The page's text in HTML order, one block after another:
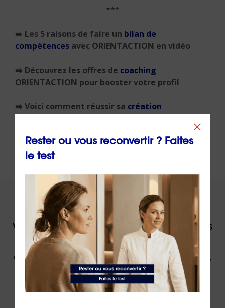
***
➡️ Les 5 raisons de faire un bilan de
compétences avec ORIENTACTION en vidéo
➡️ Découvrez les offres de coaching
ORIENTACTION pour booster votre profil
➡️ Voici comment réussir sa création
NOUS VOUS ACCOMPAGNONS !
Vous souhaitez être accompagné(e) dans
votre reconversion ou dans votre
évolution professionnelle par un expert,
contactez ORIENTACTION.
Rester ou vous reconvertir ? Faites
le test